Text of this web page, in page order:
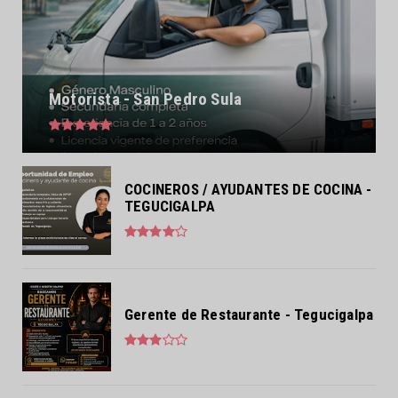
Motorista - San Pedro Sula
COCINEROS / AYUDANTES DE COCINA -
TEGUCIGALPA
Gerente de Restaurante - Tegucigalpa